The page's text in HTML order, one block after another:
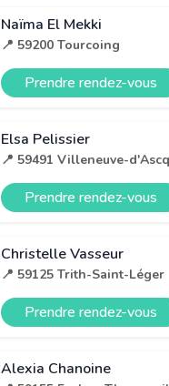
Naïma El Mekki
📍 59200 Tourcoing
Prendre rendez-vous
Elsa Pelissier
📍 59491 Villeneuve-d'Ascq
Prendre rendez-vous
Christelle Vasseur
📍 59125 Trith-Saint-Léger
Prendre rendez-vous
Alexia Chanoine